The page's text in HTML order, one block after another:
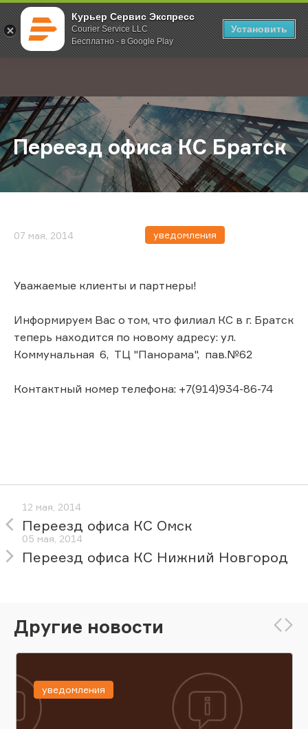
Курьер Сервис Экспресс
Courier Service LLC
Бесплатно - в Google Play
Установить
; Главная О компании Новости Переезд офиса КС Братск
Переезд офиса КС Братск
07 мая, 2014 уведомления
Уважаемые клиенты и партнеры!
Информируем Вас о том, что филиал КС в г. Братск
теперь находится по новому адресу: ул.
Коммунальная 6, ТЦ "Панорама", пав.№62
Контактный номер телефона: +7(914)934-86-74
12 мая, 2014
Переезд офиса КС Омск
05 мая, 2014
Переезд офиса КС Нижний Новгород
Другие новости
уведомления